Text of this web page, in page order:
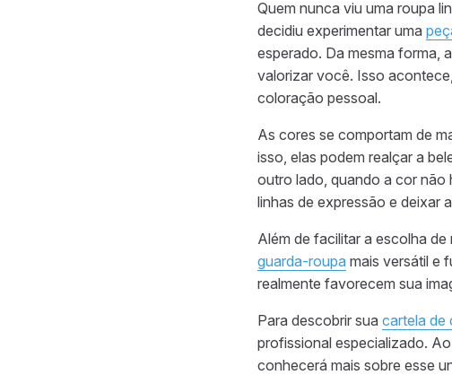
Quem nunca viu uma roupa
decidiu experimentar uma
esperado. Da mesma forma,
valorizar você. Isso
coloração pessoal.
As cores se comportam de
isso, elas podem realçar a
outro lado, quando a cor não
linhas de expressão e deixar
Além de facilitar a escolha
guarda-roupa mais versátil e
realmente favorecem sua
Para descobrir sua cartela de
profissional especializado.
conhecerá mais sobre esse